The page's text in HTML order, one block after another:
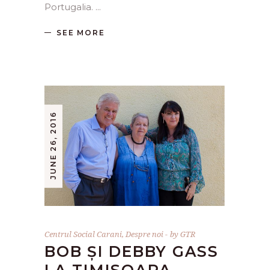
Portugalia.
SEE MORE
JUNE 26, 2016
Centrul Social Carani, Despre noi byGTR
BOB ȘI DEBBY GASS